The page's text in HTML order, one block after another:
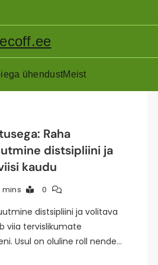
ecoff.ee
ühendustMeist
Raha
distsipliini ja
kaudu
mins 0
distsipliini ja volitava
viia tervislikumate
Usul on oluline roll nende…